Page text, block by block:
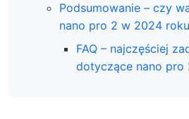
Podsumowanie – czy
nano pro 2 w 2024
FAQ – najczęściej
dotyczące nano pro